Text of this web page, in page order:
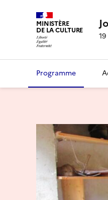
MINISTÈRE
DE LA CULTURE
Programme